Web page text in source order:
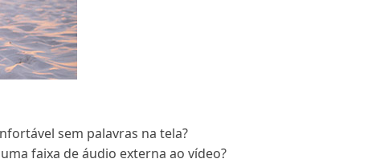
sem palavras na tela?
faixa de áudio externa ao vídeo?